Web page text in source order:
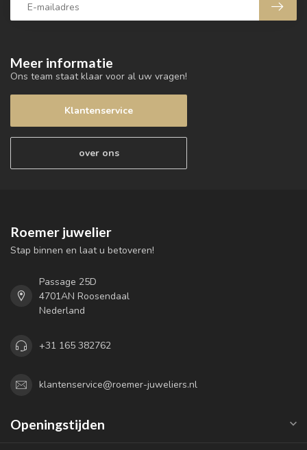
Meer informatie
Ons team staat klaar voor al uw vragen!
Klantenservice
over ons
Roemer juwelier
Stap binnen en laat u betoveren!
Passage 25D
4701AN Roosendaal
Nederland
+31 165 382762
klantenservice@roemer-juweliers.nl
Openingstijden